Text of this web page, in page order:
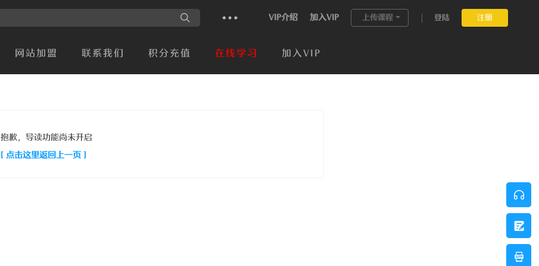
VIP介绍 加入VIP 上传课程 登陆 注册
网站加盟 联系我们 积分充值 在线学习 加入VIP
抱歉，导读功能尚未开启
[ 点击这里返回上一页 ]